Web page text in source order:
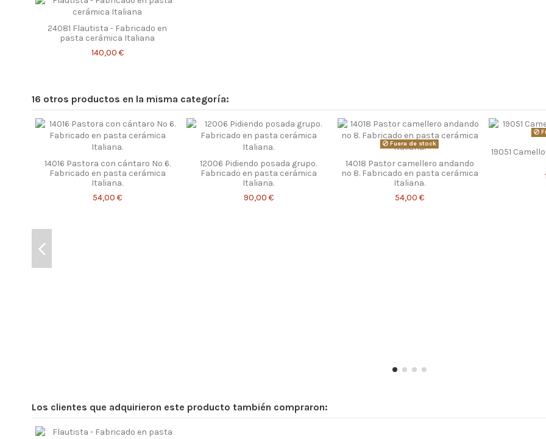
24081 Flautista - Fabricado en
pasta cerámica Italiana
140,00 €
16 otros productos en la misma categoría:
14016 Pastora con cántaro Nº 6.
Fabricado en pasta cerámica
Italiana.
54,00 €
12006 Pidiendo posada grupo.
Fabricado en pasta cerámica
Italiana.
90,00 €
Fuera de stock
14018 Pastor camellero andando
nº 8. Fabricado en pasta cerámica
Italiana.
54,00 €
19051
Los clientes que adquirieron este producto también compraron: